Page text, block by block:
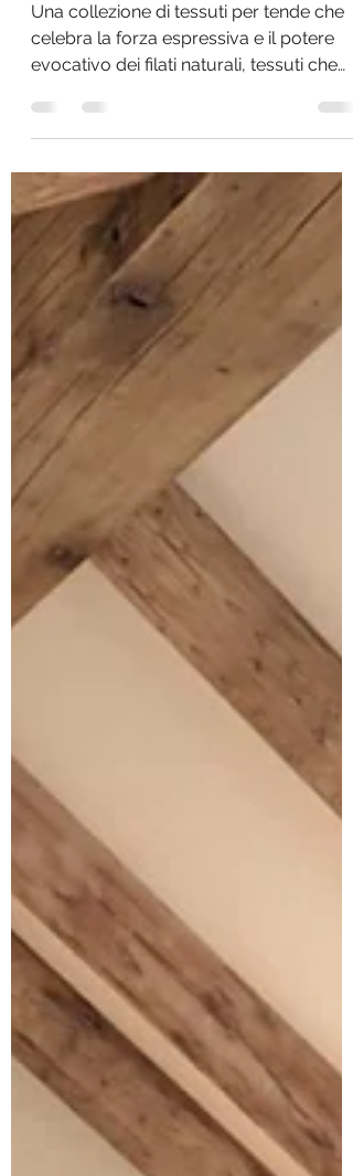
NATURALI DI CLU'
DESIGN.
Una collezione di tessuti per tende che
celebra la forza espressiva e il potere
richiamano le sfu